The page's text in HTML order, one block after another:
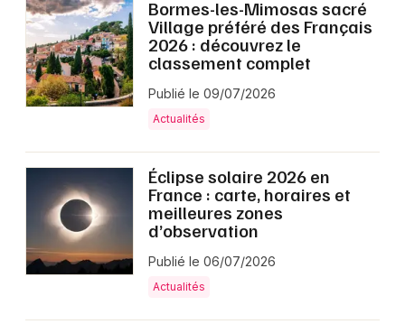
Actualités en Haute-Normandie
Actualités en Normandie
Newsletter des sorties
Artistes en tournée
Actus à Louviers
Magazine à Louviers
Bormes-les-Mimosas sacré
Village préféré des Français
2026 : découvrez le
classement complet
Publié le 09/07/2026
Actualités
Éclipse solaire 2026 en
France : carte, horaires et
meilleures zones
d’observation
Publié le 06/07/2026
Actualités